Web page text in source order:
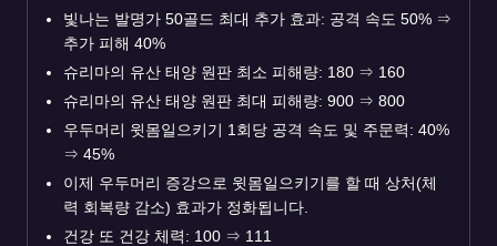
빛나는 발명가 50골드 최대 추가 효과: 공격 속도 50% ⇒
추가 피해 40%
슈리마의 유산 태양 원판 최소 피해량: 180 ⇒ 160
슈리마의 유산 태양 원판 최대 피해량: 900 ⇒ 800
우두머리 윗몸일으키기 1회당 공격 속도 및 주문력: 40%
⇒ 45%
이제 우두머리 증강으로 윗몸일으키기를 할 때 상처(체
력 회복량 감소) 효과가 정화됩니다.
건강 또 건강 체력: 100 ⇒ 111